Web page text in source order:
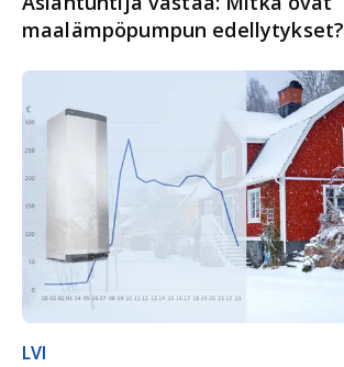
maalämpöpumpun edellytykset?
LVI